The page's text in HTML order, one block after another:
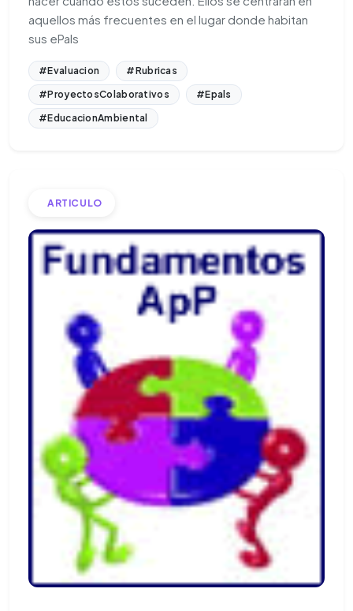
aquellos más frecuentes en el lugar donde habitan
sus ePals
#Evaluacion
#Rubricas
#ProyectosColaborativos
#Epals
#EducacionAmbiental
ARTICULO